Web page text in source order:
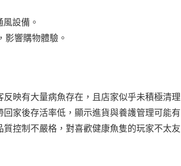
設備。
影響購物體驗。
映有大量病魚存在，且店家似乎未積極清理
家後存活率低，顯示進貨與養護管理可能有
質控制不嚴格，對喜歡健康魚隻的玩家不太友